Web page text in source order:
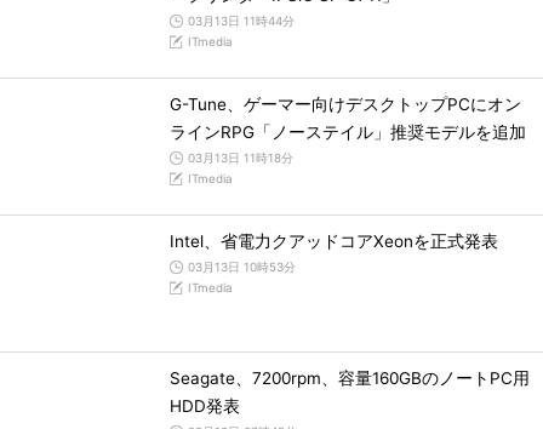
03月13日 11時44分
ITmedia
G-Tune、ゲーマー向けデスクトップPCにオン
ラインRPG「ノーステイル」推奨モデルを追加
03月13日 11時18分
ITmedia
Intel、省電力クアッドコアXeonを正式発表
03月13日 10時53分
ITmedia
Seagate、7200rpm、容量160GBのノートPC用
HDD発表